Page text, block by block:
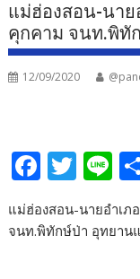
แม่ฮ่องสอน-นา
คุกคาม จนท.พิทั
12/09/2020
F
e
T
itt
er
Li
e
แม่ฮ่องสอน-นายอำเ
จนท.พิทักษ์ป่า อุทยาน